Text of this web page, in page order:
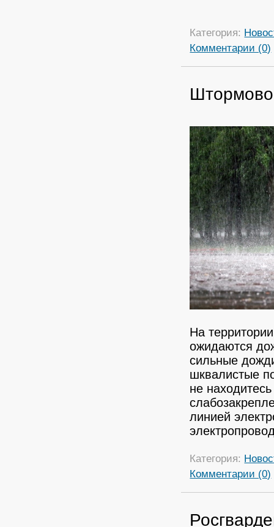
Категория:
Комментарии (0)
На
ожидаются
сильные
шквалистые
не
линией
Категория:
Комментарии (0)